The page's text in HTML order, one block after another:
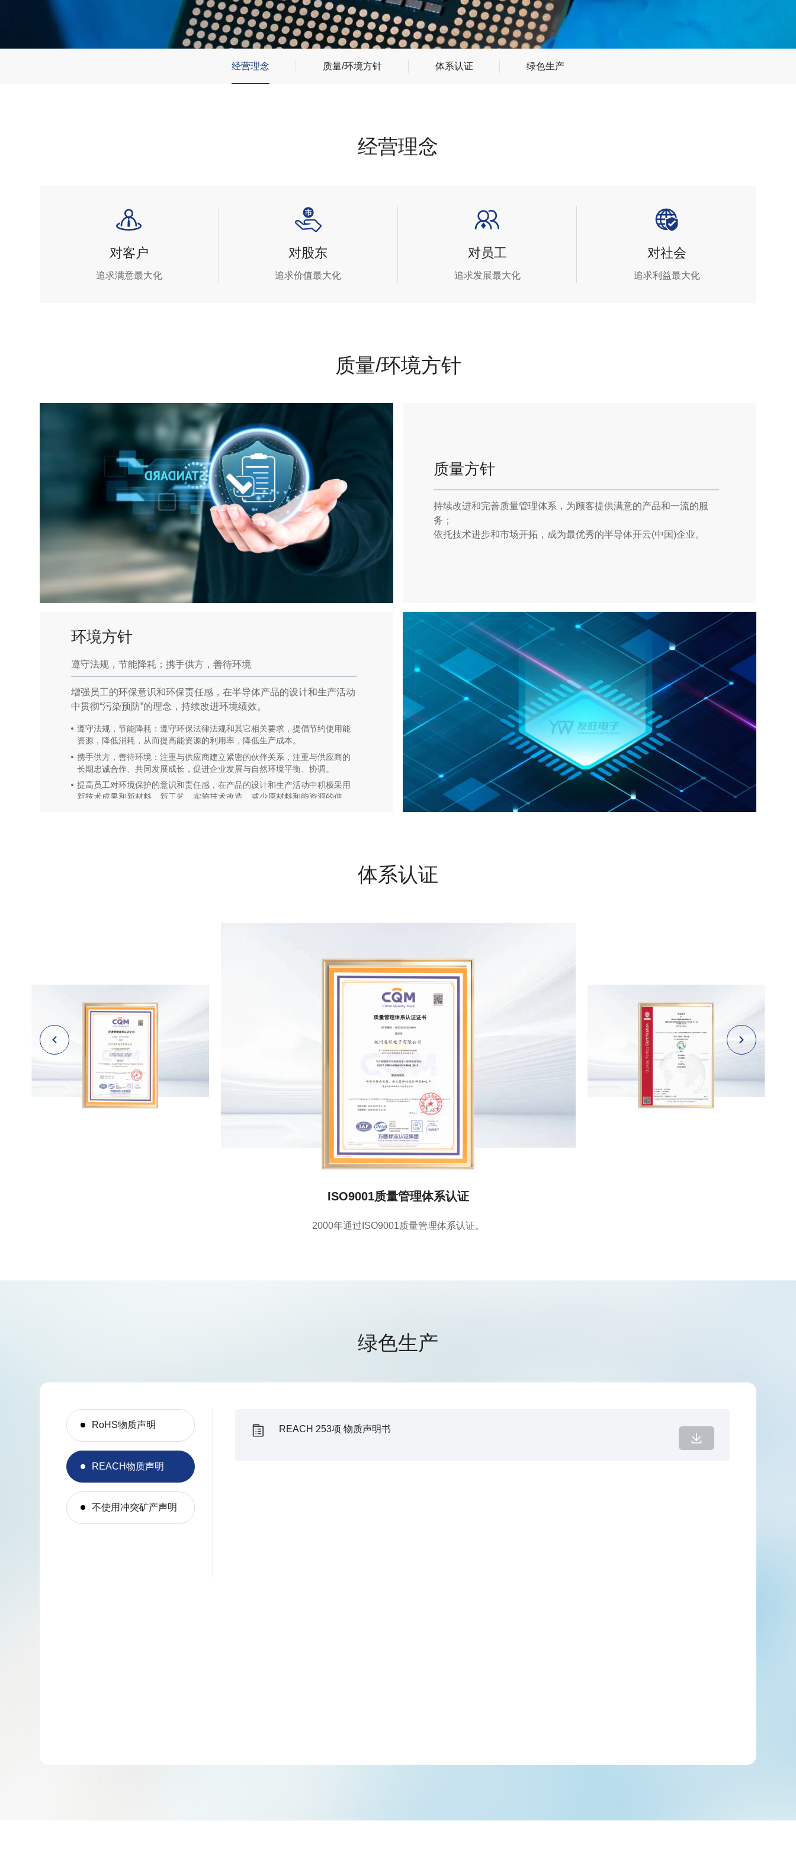
经营理念 质量/环境方针 体系认证 绿色生产
经营理念
对客户
追求满意最大化
对股东
追求价值最大化
对员工
追求发展最大化
对社会
追求利益最大化
质量/环境方针
质量方针
持续改进和完善质量管理体系，为顾客提供满意的产品和一流的服
务；
依托技术进步和市场开拓，成为最优秀的半导体开云(中国)企业。
环境方针
遵守法规，节能降耗；携手供方，善待环境
增强员工的环保意识和环保责任感，在半导体产品的设计和生产活动
中贯彻“污染预防”的理念，持续改进环境绩效。
遵守法规，节能降耗：遵守环保法律法规和其它相关要求，提倡节约使用能
资源，降低消耗，从而提高能资源的利用率，降低生产成本。
携手供方，善待环境：注重与供应商建立紧密的伙伴关系，注重与供应商的
长期忠诚合作、共同发展成长，促进企业发展与自然环境平衡、协调。
提高员工对环境保护的意识和责任感，在产品的设计和生产活动中积极采用
新技术成果和新材料、新工艺，实施技术改造，减少原材料和能资源的使
体系认证
ISO9001质量管理体系认证
2000年通过ISO9001质量管理体系认证。
绿色生产
RoHS物质声明
REACH物质声明
不使用冲突矿产声明
REACH 253项 物质声明书
Download